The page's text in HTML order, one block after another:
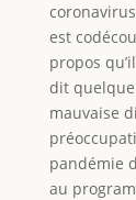
est
propos
dit
mauvaise
pandémie
au